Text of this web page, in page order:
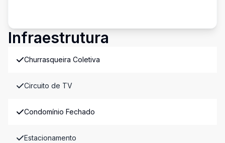
Infraestrutura
Churrasqueira Coletiva
Circuito de TV
Condomínio Fechado
Estacionamento